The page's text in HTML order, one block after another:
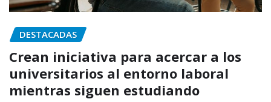
DESTACADAS
Crean iniciativa para acercar a los
universitarios al entorno laboral
mientras siguen estudiando